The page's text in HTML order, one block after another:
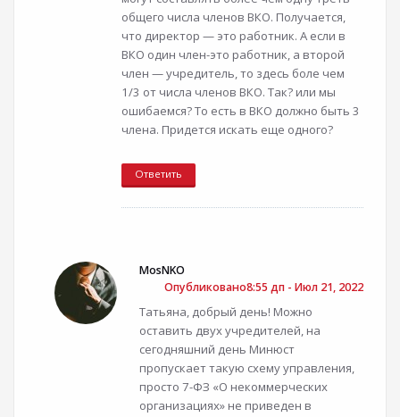
общего числа членов ВКО. Получается,
что директор — это работник. А если в
ВКО один член-это работник, а второй
член — учредитель, то здесь боле чем
1/3 от числа членов ВКО. Так? или мы
ошибаемся? То есть в ВКО должно быть 3
члена. Придется искать еще одного?
Ответить
MosNKO
Опубликовано8:55 дп - Июл 21, 2022
Татьяна, добрый день! Можно
оставить двух учредителей, на
сегодняшний день Минюст
пропускает такую схему управления,
просто 7-ФЗ «О некоммерческих
организациях» не приведен в